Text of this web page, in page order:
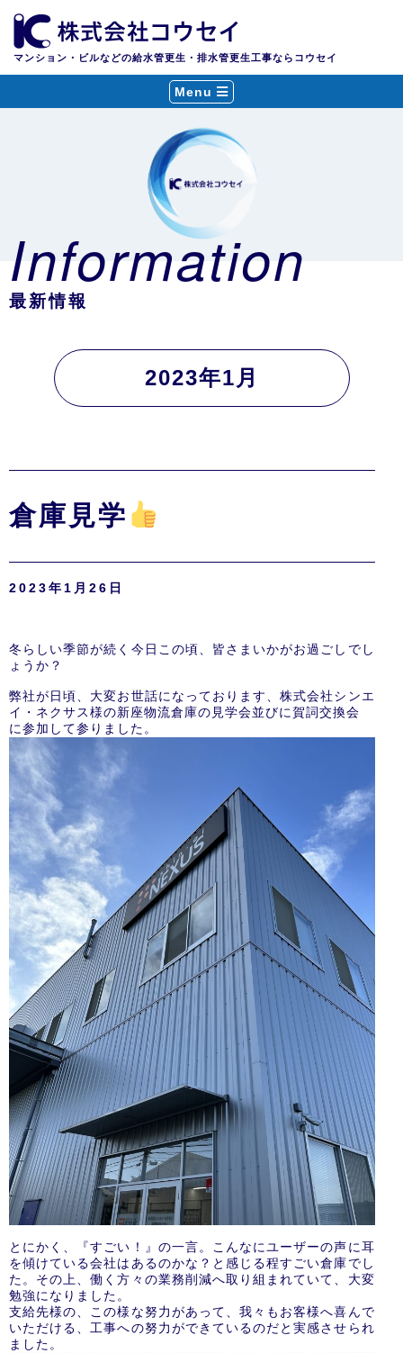
マンション・ビルなどの給水管更生・排水管更生工事ならコウセイ
Menu
Information
最新情報
2023年1月
倉庫見学
2023年1月26日
冬らしい季節が続く今日この頃、皆さまいかがお過ごしでし
ょうか？
弊社が日頃、大変お世話になっております、株式会社シンエ
イ・ネクサス様の新座物流倉庫の見学会並びに賀詞交換会
に参加して参りました。
とにかく、『すごい！』の一言。こんなにユーザーの声に耳
を傾けている会社はあるのかな？と感じる程すごい倉庫でし
た。その上、働く方々の業務削減へ取り組まれていて、大変
勉強になりました。
支給先様の、この様な努力があって、我々もお客様へ喜んで
いただける、工事への努力ができているのだと実感させられ
ました。